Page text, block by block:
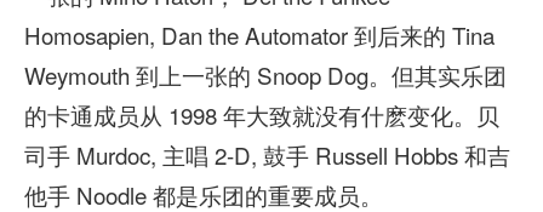
Homosapien, Dan the Automator 到后来的 Tina
Weymouth 到上一张的 Snoop Dog。但其实乐团
的卡通成员从 1998 年大致就没有什麽变化。贝
司手 Murdoc, 主唱 2-D, 鼓手 Russell Hobbs 和吉
他手 Noodle 都是乐团的重要成员。